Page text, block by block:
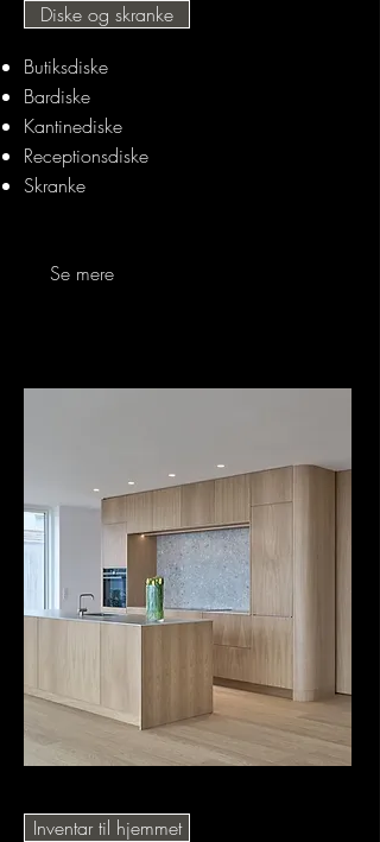
Diske og skranke
Butiksdiske
Bardiske
Kantinediske
Receptionsdiske
Skranke
Se mere
Inventar til hjemmet